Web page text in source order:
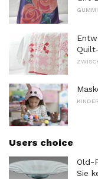
Users choice
Old-
Sie